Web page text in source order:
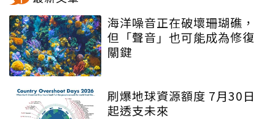
海洋噪音正在破壞珊瑚礁，
但「聲音」也可能成為修復
關鍵
刷爆地球資源額度 7月30日
起透支未來